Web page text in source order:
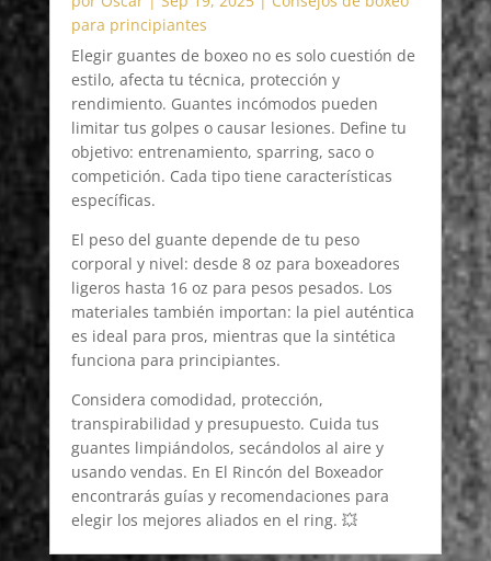
para principiantes
Elegir guantes de boxeo no es solo cuestión de
estilo, afecta tu técnica, protección y
rendimiento. Guantes incómodos pueden
limitar tus golpes o causar lesiones. Define tu
objetivo: entrenamiento, sparring, saco o
competición. Cada tipo tiene características
específicas.
El peso del guante depende de tu peso
corporal y nivel: desde 8 oz para boxeadores
ligeros hasta 16 oz para pesos pesados. Los
materiales también importan: la piel auténtica
es ideal para pros, mientras que la sintética
funciona para principiantes.
Considera comodidad, protección,
transpirabilidad y presupuesto. Cuida tus
guantes limpiándolos, secándolos al aire y
usando vendas. En El Rincón del Boxeador
encontrarás guías y recomendaciones para
elegir los mejores aliados en el ring. 💥